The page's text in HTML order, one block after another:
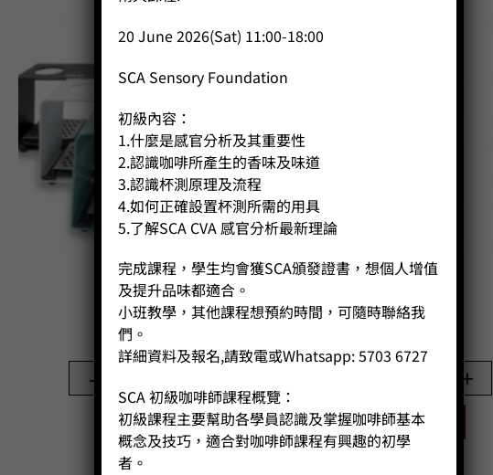
手冲架
Price: HK$
-
BUY NOW
+
BUY NOW
20 June 2026(Sat) 11:00-18:00
SCA Sensory Foundation
初級內容：
1.什麼是感官分析及其重要性
2.認識咖啡所產生的香味及味道
3.認識杯測原理及流程
4.如何正確設置杯測所需的用具
5.了解SCA CVA 感官分析最新理論
完成課程，學生均會獲SCA頒發證書，想個人增值
及提升品味都適合。
小班教學，其他課程想預約時間，可隨時聯絡我
們。
詳細資料及報名,請致電或Whatsapp: 5703 6727
SCA 初級咖啡師課程概覽：
初級課程主要幫助各學員認識及掌握咖啡師基本
概念及技巧，適合對咖啡師課程有興趣的初學
者。